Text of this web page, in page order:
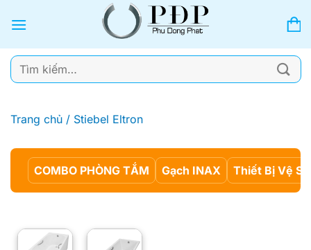
qua
dung
Tìm
kiếm:
Trang chủ / Stiebel Eltron
COMBO PHÒNG TẮM Gạch INAX Thiết Bị Vệ